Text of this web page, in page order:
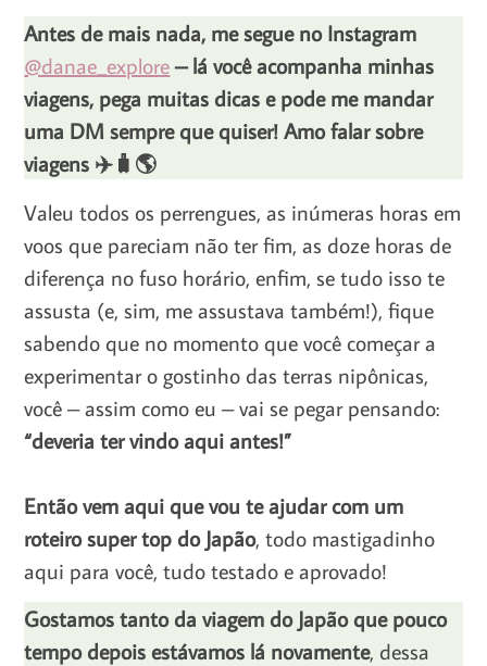
Antes de mais nada, me segue no Instagram
@danae_explore– lá você acompanha minhas
viagens, pega muitas dicas e pode me mandar
uma DM sempre que quiser! Amo falar sobre
viagens ✈️🧳🌎
Valeu todos os perrengues, as inúmeras horas em
voos que pareciam não ter fim, as doze horas de
diferença no fuso horário, enfim, se tudo isso te
assusta (e, sim, me assustava também!), fique
sabendo que no momento que você começar a
experimentar o gostinho das terras nipônicas,
você – assim como eu – vai se pegar pensando:
“deveria ter vindo aqui antes!”
Então vem aqui que vou te ajudar com um
roteiro super top do Japão, todo mastigadinho
aqui para você, tudo testado e aprovado!
Gostamos tanto da viagem do Japão que pouco
tempo depois estávamos lá novamente, dessa